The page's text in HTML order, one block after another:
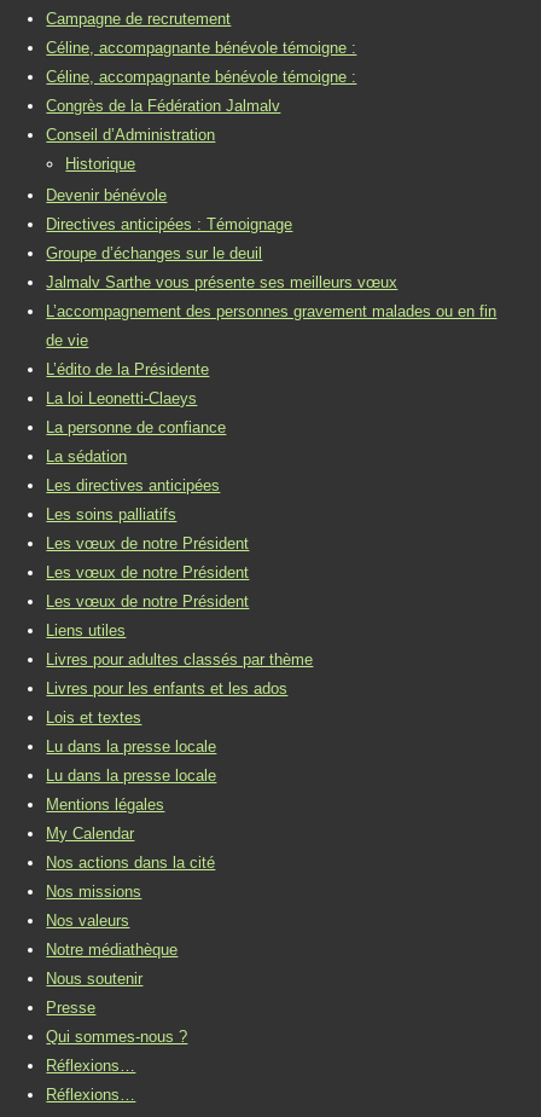
Campagne de recrutement
Céline, accompagnante bénévole témoigne :
Céline, accompagnante bénévole témoigne :
Congrès de la Fédération Jalmalv
Conseil d’Administration
Historique
Devenir bénévole
Directives anticipées : Témoignage
Groupe d’échanges sur le deuil
Jalmalv Sarthe vous présente ses meilleurs vœux
L’accompagnement des personnes gravement malades ou en fin
de vie
L’édito de la Présidente
La loi Leonetti-Claeys
La personne de confiance
La sédation
Les directives anticipées
Les soins palliatifs
Les vœux de notre Président
Les vœux de notre Président
Les vœux de notre Président
Liens utiles
Livres pour adultes classés par thème
Livres pour les enfants et les ados
Lois et textes
Lu dans la presse locale
Lu dans la presse locale
Mentions légales
My Calendar
Nos actions dans la cité
Nos missions
Nos valeurs
Notre médiathèque
Nous soutenir
Presse
Qui sommes-nous ?
Réflexions…
Réflexions…